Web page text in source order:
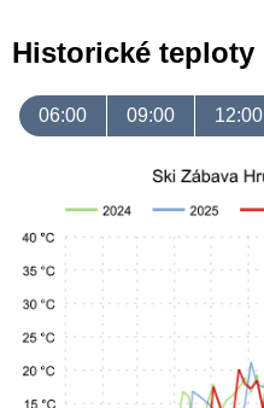
Historické teploty
06:00 09:00 12:00